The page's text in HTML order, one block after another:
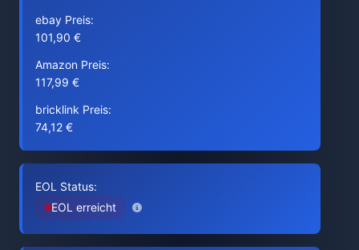
ebay Preis:
101,90 €
Amazon Preis:
117,99 €
bricklink Preis:
74,12 €
EOL Status:
EOL erreicht